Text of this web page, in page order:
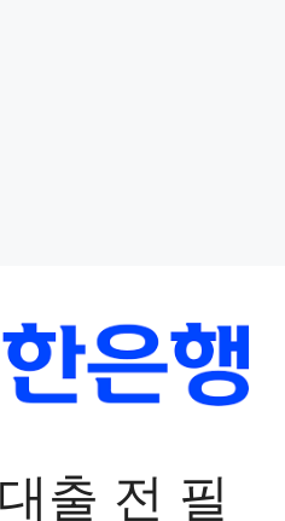
출 전 필